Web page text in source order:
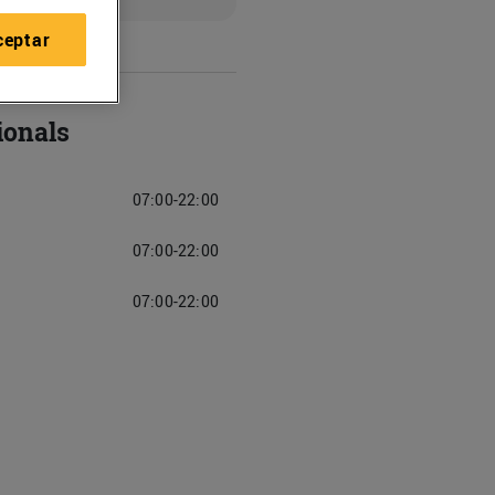
07:00-22:00
07:00-22:00
07:00-22:00